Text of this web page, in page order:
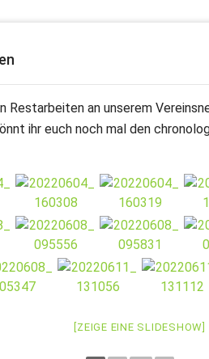
Restarbeiten an unserem
ihr euch noch mal den
[ZEIGE EINE SLIDESHOW]